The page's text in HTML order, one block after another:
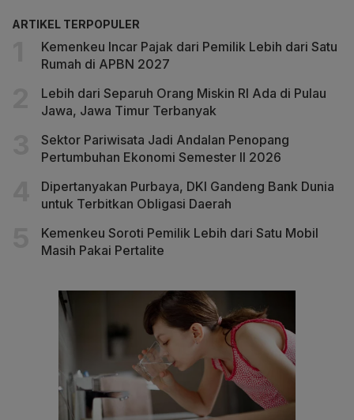
ARTIKEL TERPOPULER
Kemenkeu Incar Pajak dari Pemilik Lebih dari Satu
Rumah di APBN 2027
Lebih dari Separuh Orang Miskin RI Ada di Pulau
Jawa, Jawa Timur Terbanyak
Sektor Pariwisata Jadi Andalan Penopang
Pertumbuhan Ekonomi Semester II 2026
Dipertanyakan Purbaya, DKI Gandeng Bank Dunia
untuk Terbitkan Obligasi Daerah
Kemenkeu Soroti Pemilik Lebih dari Satu Mobil
Masih Pakai Pertalite